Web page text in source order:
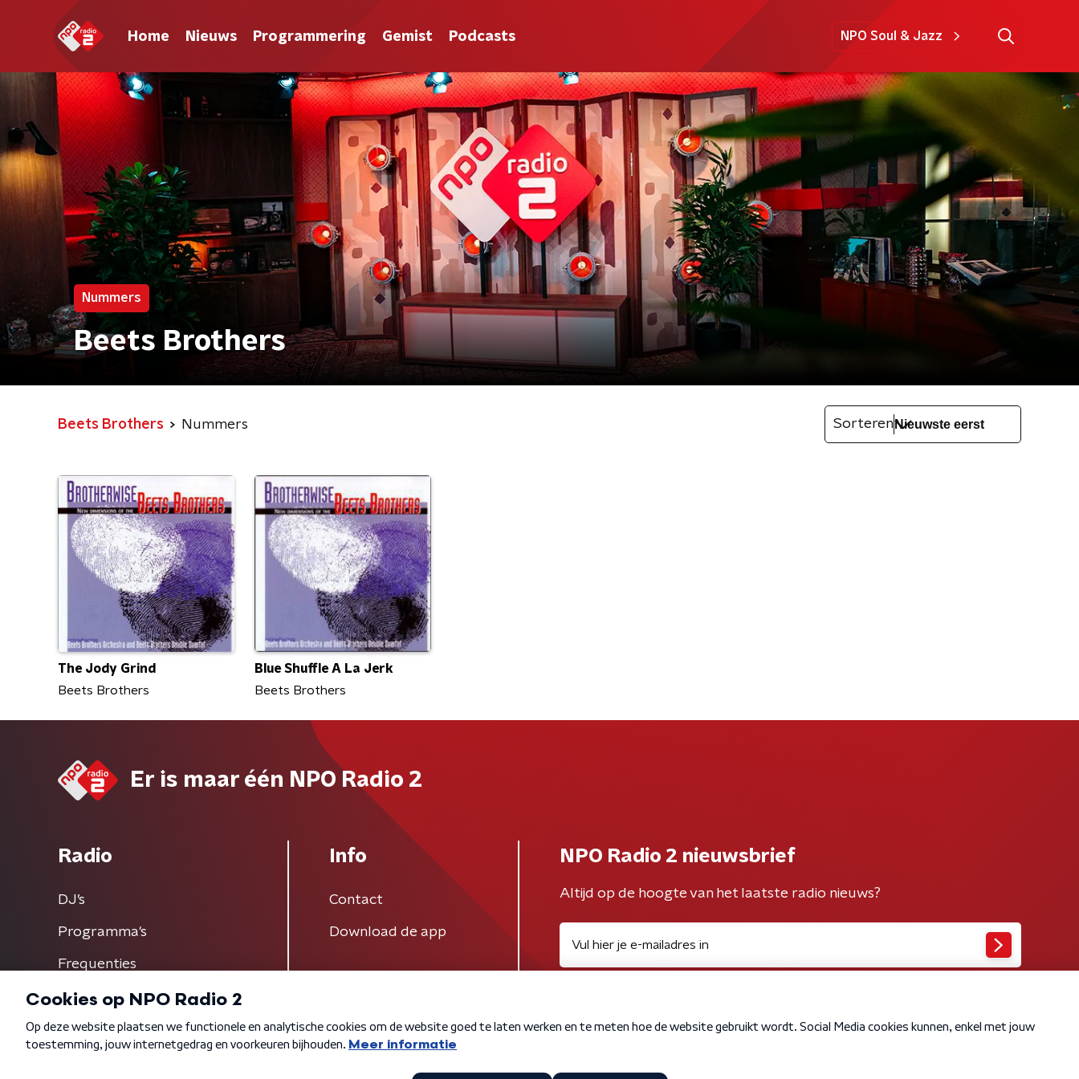
Home Nieuws Programmering Gemist Podcasts NPO Soul & Jazz
Nummers
Beets Brothers
Beets Brothers Nummers Sorteren
The Jody Grind
Beets Brothers
Blue Shuffle A La Jerk
Beets Brothers
Er is maar één NPO Radio 2
Radio
DJ’s
Programma's
Frequenties
Info
Contact
Download de app
NPO Radio 2 nieuwsbrief
Altijd op de hoogte van het laatste radio nieuws?
Algemene voorwaarden Privacybeleid